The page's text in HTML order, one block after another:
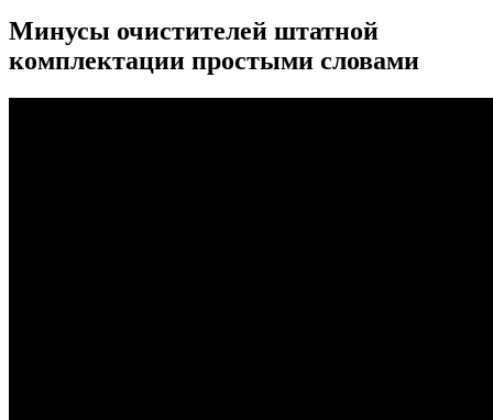
Минусы очистителей штатной
комплектации простыми словами